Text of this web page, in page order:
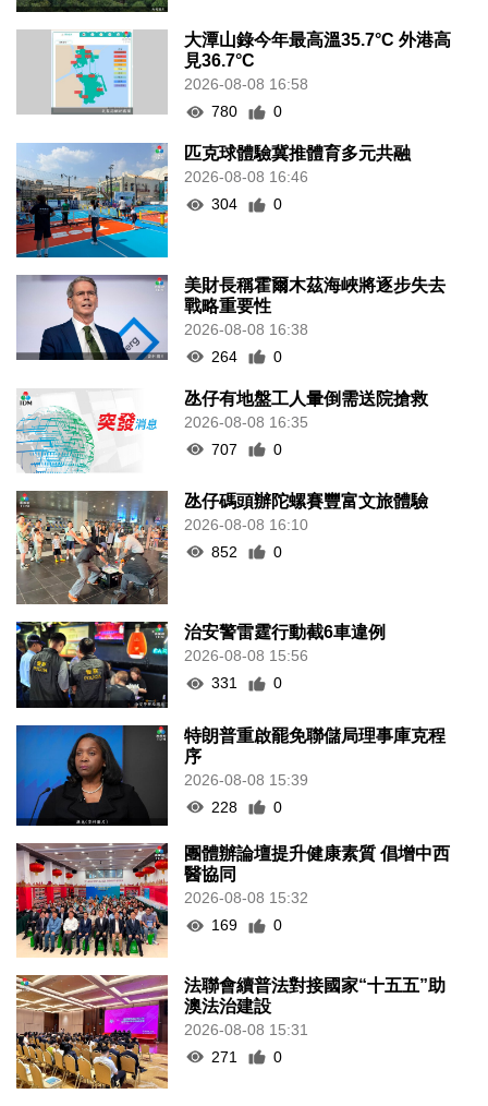
大潭山錄今年最高溫35.7°C 外港高
見36.7°C
2026-08-08 16:58
780
0
匹克球體驗冀推體育多元共融
2026-08-08 16:46
304
0
美財長稱霍爾木茲海峽將逐步失去
戰略重要性
2026-08-08 16:38
264
0
氹仔有地盤工人暈倒需送院搶救
2026-08-08 16:35
707
0
氹仔碼頭辦陀螺賽豐富文旅體驗
2026-08-08 16:10
852
0
治安警雷霆行動截6車違例
2026-08-08 15:56
331
0
特朗普重啟罷免聯儲局理事庫克程
序
2026-08-08 15:39
228
0
團體辦論壇提升健康素質 倡增中西
醫協同
2026-08-08 15:32
169
0
法聯會續普法對接國家“十五五”助
澳法治建設
2026-08-08 15:31
271
0